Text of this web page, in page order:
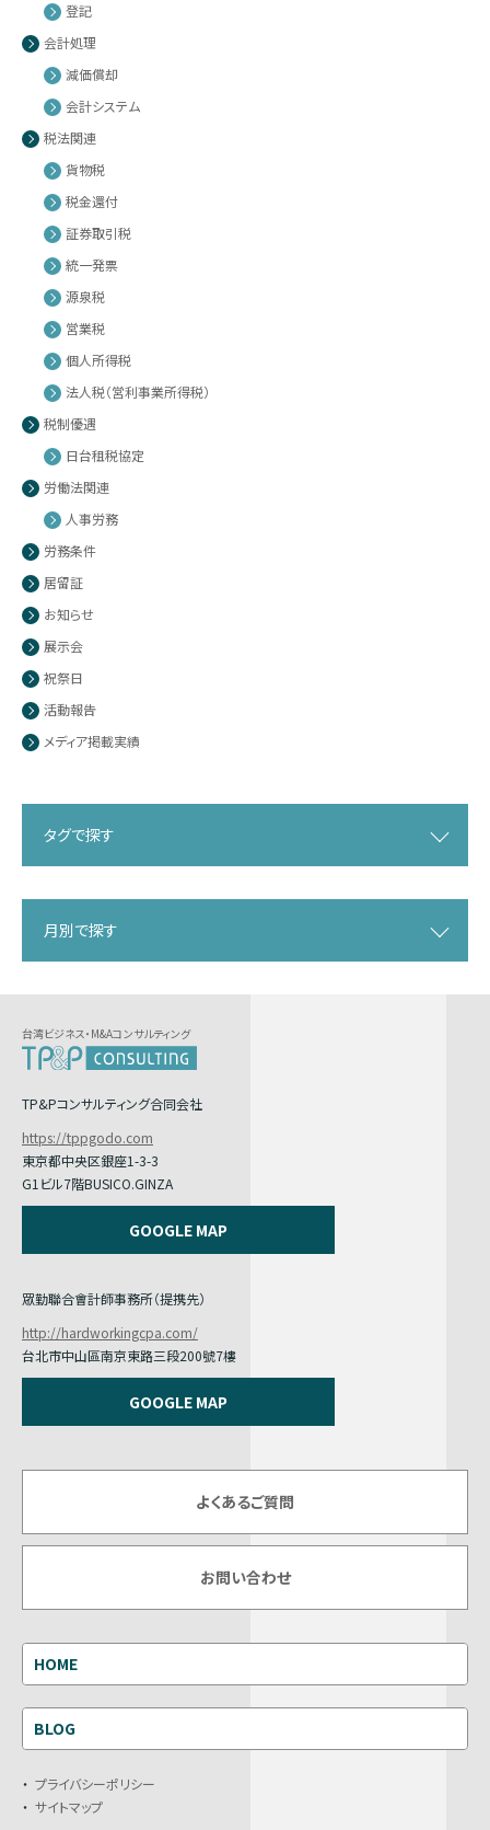
登記
会計処理
減価償却
会計システム
税法関連
貨物税
税金還付
証券取引税
統一発票
源泉税
営業税
個人所得税
法人税（営利事業所得税）
税制優遇
日台租税協定
労働法関連
人事労務
労務条件
居留証
お知らせ
展示会
祝祭日
活動報告
メディア掲載実績
タグで探す
月別で探す
台湾ビジネス・M&Aコンサルティング
TP&Pコンサルティング合同会社
https://tppgodo.com
東京都中央区銀座1-3-3
G1ビル7階BUSICO.GINZA
GOOGLE MAP
眾勤聯合會計師事務所（提携先）
http://hardworkingcpa.com/
台北市中山區南京東路三段200號7樓
GOOGLE MAP
よくあるご質問
お問い合わせ
HOME
BLOG
プライバシーポリシー
サイトマップ